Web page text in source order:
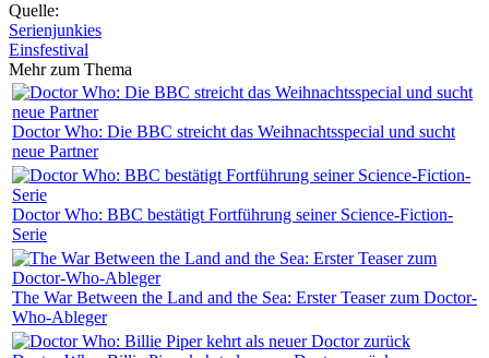
Quelle:
Serienjunkies
Einsfestival
Mehr zum Thema
Doctor Who: Die BBC streicht das Weihnachtsspecial und sucht
neue Partner
Doctor Who: BBC bestätigt Fortführung seiner Science-Fiction-
Serie
The War Between the Land and the Sea: Erster Teaser zum Doctor-
Who-Ableger